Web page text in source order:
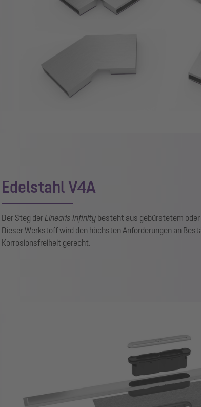
Edelstahl V4A
Der Steg derLinearis Infinity besteht aus gebürstetem
Dieser Werkstoff wird den höchsten Anforderungen an
Korrosionsfreiheit gerecht.